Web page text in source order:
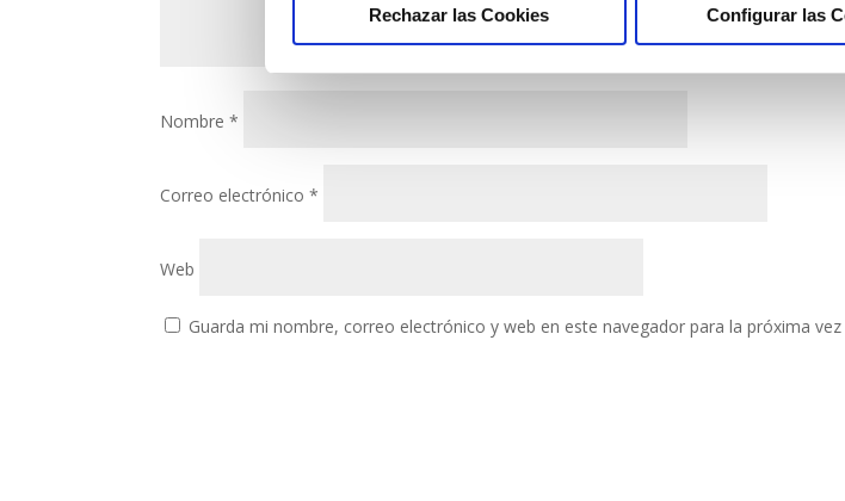
Rechazar las Cookies Configurar las
Nombre*
Correo electrónico*
Web
Guarda mi nombre, correo electrónico y web en este navegador para la próxima